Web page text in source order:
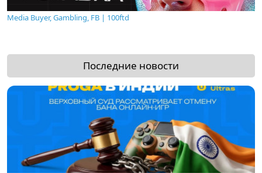
Media Buyer, Gambling, FB | 100ftd
Последние новости